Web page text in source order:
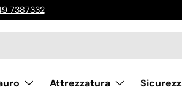
7387332
Attrezzatura